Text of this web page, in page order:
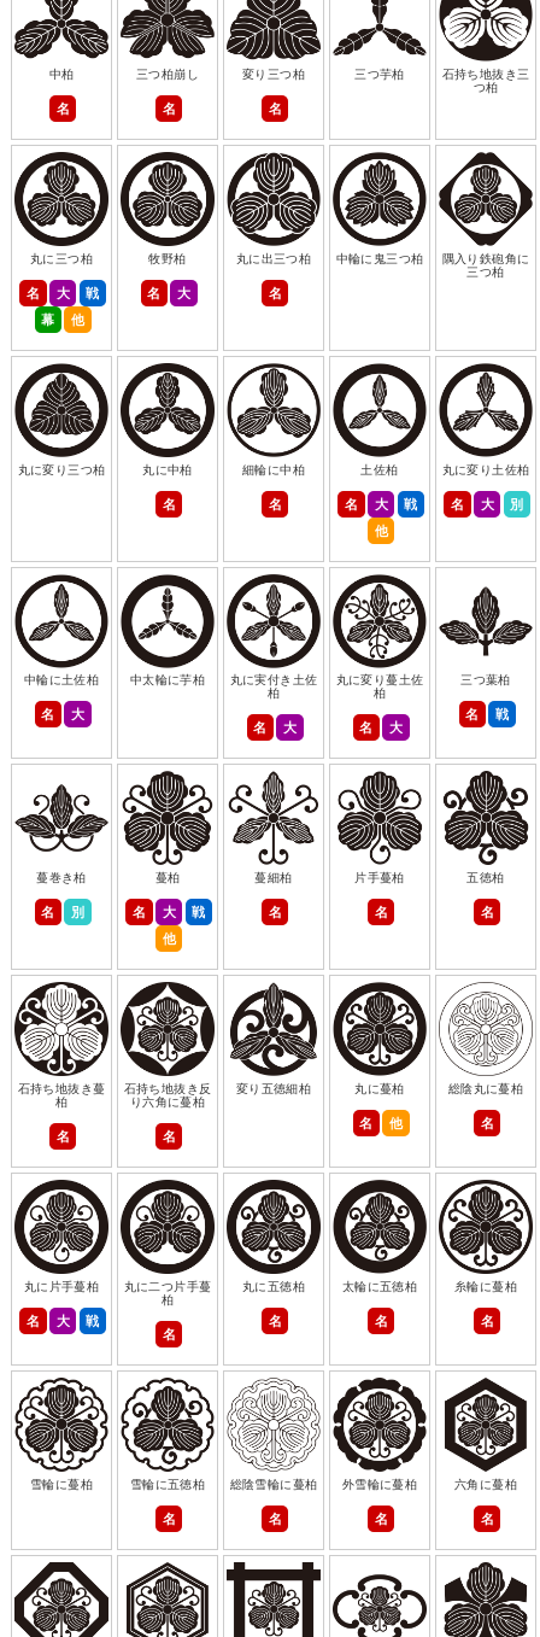
中柏
名
三つ柏崩し
名
変り三つ柏
名
三つ芋柏
石持ち地抜き三
つ柏
丸に三つ柏
名 大
戦
幕
他
牧野柏
名 大
丸に出三つ柏
名
中輪に鬼三つ柏
隅入り鉄砲角に
三つ柏
丸に変り三つ柏 丸に中柏
名
細輪に中柏
名
土佐柏
名 大
戦
他
丸に変り土佐柏
名 大 別
中輪に土佐柏
名 大
中太輪に芋柏
丸に実付き土佐
柏
名 大
丸に変り蔓土佐
柏
名 大
三つ葉柏
名 戦
蔓巻き柏
名 別
蔓柏
名 大
戦
他
蔓細柏
名
片手蔓柏
名
五徳柏
名
石持ち地抜き蔓
柏
名
石持ち地抜き反
り六角に蔓柏
名
変り五徳細柏 丸に蔓柏
名 他
総陰丸に蔓柏
名
丸に片手蔓柏
名 大 戦
丸に二つ片手蔓
柏
名
丸に五徳柏
名
太輪に五徳柏
名
糸輪に蔓柏
名
雪輪に蔓柏 雪輪に五徳柏
名
総陰雪輪に蔓柏
名
外雪輪に蔓柏
名
六角に蔓柏
名